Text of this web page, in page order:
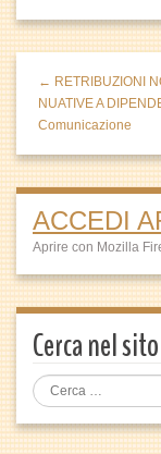
← RETRIBUZIONI
NUATIVE A
Comunicazione
ACCEDI
Aprire con Mozilla
Cerca nel sito